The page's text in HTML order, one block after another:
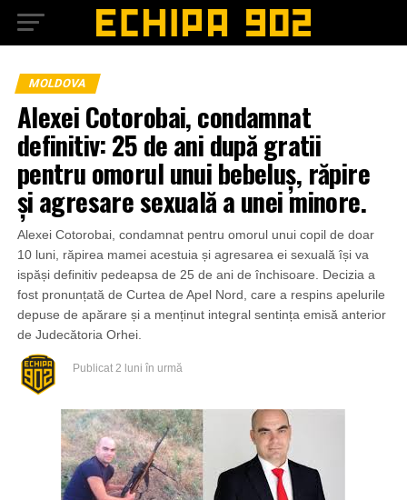
MOLDOVA
Alexei Cotorobai, condamnat
definitiv: 25 de ani după gratii
pentru omorul unui bebeluș, răpire
și agresare sexuală a unei minore.
Alexei Cotorobai, condamnat pentru omorul unui copil de doar
10 luni, răpirea mamei acestuia și agresarea ei sexuală își va
ispăși definitiv pedeapsa de 25 de ani de închisoare. Decizia a
fost pronunțată de Curtea de Apel Nord, care a respins apelurile
depuse de apărare și a menținut integral sentința emisă anterior
de Judecătoria Orhei.
Publicat 2 luni în urmă